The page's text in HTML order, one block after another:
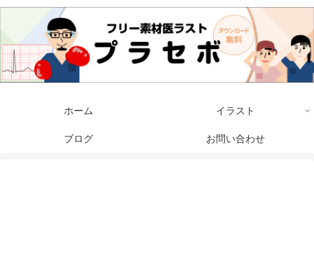
ホーム イラスト
ブログ お問い合わせ